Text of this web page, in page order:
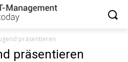
präsentieren
präsentieren